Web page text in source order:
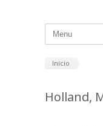
Inicio
Holland,